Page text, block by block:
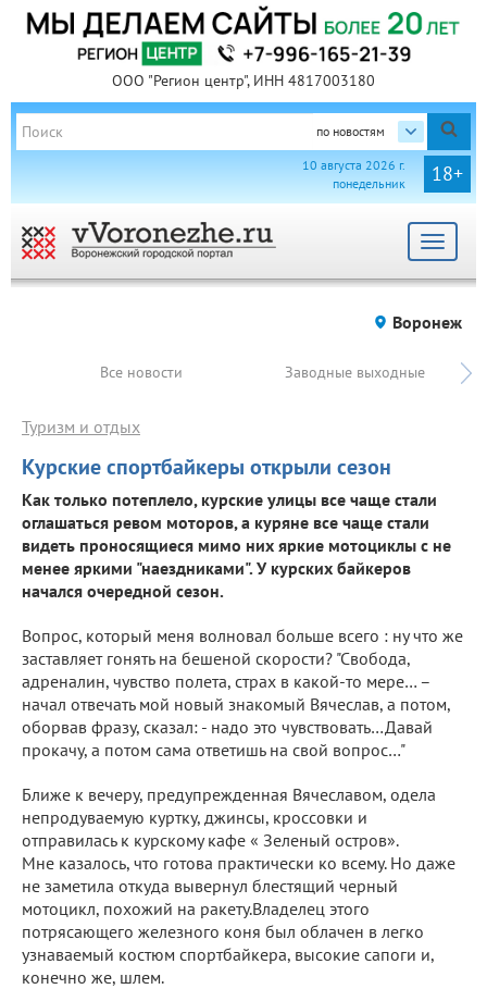
ООО "Регион центр", ИНН 4817003180
по новостям
18+
10 августа 2026 г.
понедельник
Toggle
Воронеж
Все новости Заводные выходные
Курские спортбайкеры открыли сезон
Туризм и отдых
Как только потеплело, курские улицы все чаще стали
оглашаться ревом моторов, а куряне все чаще стали
видеть проносящиеся мимо них яркие мотоциклы с не
менее яркими "наездниками". У курских байкеров
начался очередной сезон.
Вопрос, который меня волновал больше всего : ну что же
заставляет гонять на бешеной скорости? "Свобода,
адреналин, чувство полета, страх в какой-то мере… –
начал отвечать мой новый знакомый Вячеслав, а потом,
оборвав фразу, сказал: - надо это чувствовать…Давай
прокачу, а потом сама ответишь на свой вопрос…"
Ближе к вечеру, предупрежденная Вячеславом, одела
непродуваемую куртку, джинсы, кроссовки и
отправилась к курскому кафе « Зеленый остров».
Мне казалось, что готова практически ко всему. Но даже
не заметила откуда вывернул блестящий черный
мотоцикл, похожий на ракету.Владелец этого
потрясающего железного коня был облачен в легко
узнаваемый костюм спортбайкера, высокие сапоги и,
конечно же, шлем.